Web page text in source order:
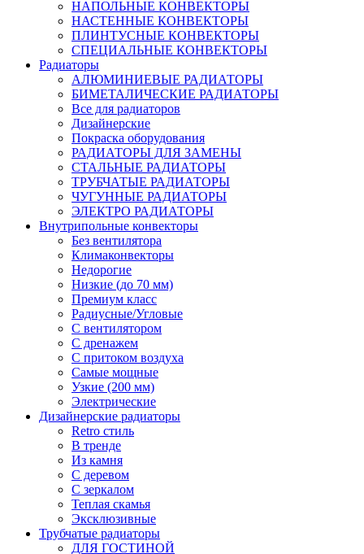
НАПОЛЬНЫЕ КОНВЕКТОРЫ
НАСТЕННЫЕ КОНВЕКТОРЫ
ПЛИНТУСНЫЕ КОНВЕКТОРЫ
СПЕЦИАЛЬНЫЕ КОНВЕКТОРЫ
Радиаторы
АЛЮМИНИЕВЫЕ РАДИАТОРЫ
БИМЕТАЛИЧЕСКИЕ РАДИАТОРЫ
Все для радиаторов
Дизайнерские
Покраска оборудования
РАДИАТОРЫ ДЛЯ ЗАМЕНЫ
СТАЛЬНЫЕ РАДИАТОРЫ
ТРУБЧАТЫЕ РАДИАТОРЫ
ЧУГУННЫЕ РАДИАТОРЫ
ЭЛЕКТРО РАДИАТОРЫ
Внутрипольные конвекторы
Без вентилятора
Климаконвекторы
Недорогие
Низкие (до 70 мм)
Премиум класс
Радиусные/Угловые
С вентилятором
С дренажем
С притоком воздуха
Самые мощные
Узкие (200 мм)
Электрические
Дизайнерские радиаторы
Retro стиль
В тренде
Из камня
С деревом
С зеркалом
Теплая скамья
Эксклюзивные
Трубчатые радиаторы
ДЛЯ ГОСТИНОЙ